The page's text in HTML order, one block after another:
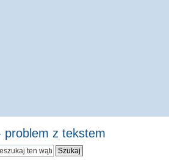
problem z tekstem